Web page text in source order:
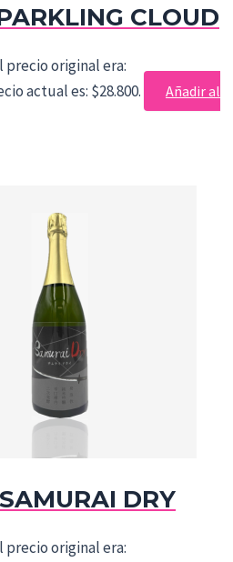
CLOUD
precio original era:
actual es: $28.800.
Añadir al
DRY
precio original era: